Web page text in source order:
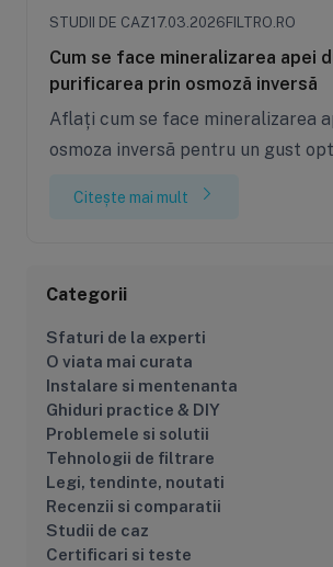
(6)
Filtre cu purjare
Filtre pentru duș
(8)
Sterilizatoare UV
(18)
STUDII DE CAZ17.03.2026FILTRO.RO
Cum se face mineralizarea apei
purificarea prin osmoză inversă
Aflați cum se face mineralizarea
osmoza inversă pentru un gust
Citește mai mult
Categorii
Sfaturi de la experti
O viata mai curata
Instalare si mentenanta
Ghiduri practice & DIY
Problemele si solutii
Tehnologii de filtrare
Legi, tendinte, noutati
Recenzii si comparatii
Studii de caz
Certificari si teste